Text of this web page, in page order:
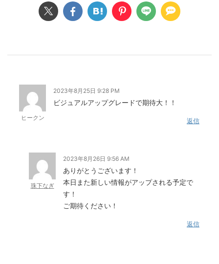
ヒークン
2023年8月25日 9:28 PM
ビジュアルアップグレードで期待大！！
返信
珠下なぎ
2023年8月26日 9:56 AM
ありがとうございます！
本日また新しい情報がアップされる予定で
す！
ご期待ください！
返信